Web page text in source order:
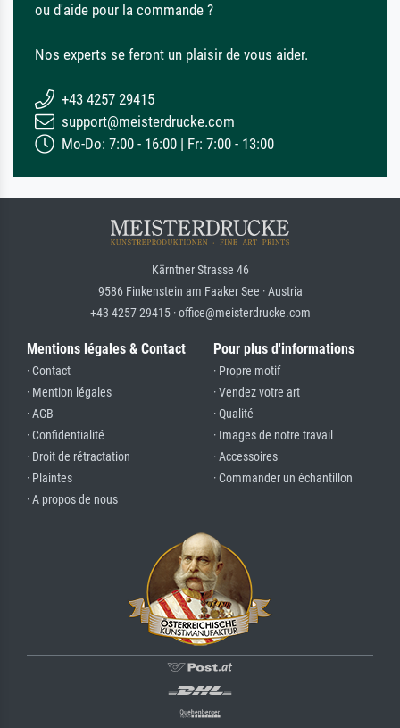
ou d'aide pour la commande ?
Nos experts se feront un plaisir de vous aider.
+43 4257 29415
support@meisterdrucke.com
Mo-Do: 7:00 - 16:00 | Fr: 7:00 - 13:00
Kärntner Strasse 46
9586 Finkenstein am Faaker See · Austria
+43 4257 29415 · office@meisterdrucke.com
Mentions légales & Contact
· Contact
· Mention légales
· AGB
· Confidentialité
· Droit de rétractation
· Plaintes
· A propos de nous
Pour plus d'informations
· Propre motif
· Vendez votre art
· Qualité
· Images de notre travail
· Accessoires
· Commander un échantillon